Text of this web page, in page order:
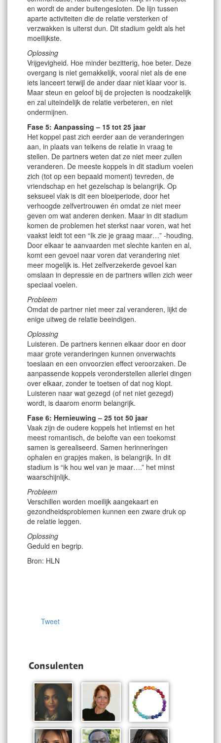
en wordt de ander buitengesloten. De lijn tussen
aparte activiteiten die de relatie versterken of
verzwakken is uiterst dun. Dit stadium geldt als het
moeilijkste.
Oplossing
Vrijgevigheid. Hoe minder bezitterig, hoe beter. Deze
overgang is niet gemakkelijk, vooral niet als de ene
iets lanceert terwijl de ander daar niet klaar voor is.
Maar steun en geloof bij de projecten is noodzakelijk
en zal uiteindelijk de relatie verbeteren, en niet
ondermijnen.
Fase 5: Aanpassing – 15 tot 25 jaar
Het koppel past zich eerder aan de veranderingen
aan, in plaats van telkens de relatie in vraag te
stellen. De partners weten dat ze niet meer zullen
veranderen. De meeste koppels in dit stadium voelen
zich (tot op een bepaald moment) tevreden, de
vriendschap en het gezelschap is belangrijk. Op
seksueel vlak is dit een bloeiperiode, door het
verhoogde zelfvertrouwen én omdat ze niet meer
geven om wat anderen denken. Maar in dit stadium
komen de problemen het sterkst naar voren, wat het
vaakst leidt tot een “Ik zie je graag maar…” -houding.
Door elkaar te aanvaarden met slechte kanten en al,
komt een gevoel naar voren dat verandering niet
meer mogelijk is. Het zelfverzekerde gevoel kan
omslaan in depressie en de partners willen zich weer
speciaal voelen.
Probleem
Omdat de partner niet meer zal veranderen, lijkt de
enige uitweg de relatie beeindigen.
Oplossing
Luisteren. De partners kennen elkaar door en door
maar grote veranderingen kunnen onverwachts
toeslaan en een onvoorzien effect veroorzaken. De
aanpassende koppels veronderstellen allerlei dingen
over elkaar, zonder te toetsen of dat nog klopt.
Luisteren naar wat gezegd (of net niet gezegd)
wordt, is daarom enorm belangrijk.
Fase 6: Hernieuwing – 25 tot 50 jaar
Vaak zijn de oudere koppels het intiemst en het
meest romantisch, de belofte van een toekomst
samen is gerealiseerd. Samen herinneringen
ophalen en grapjes maken, is belangrijk. In dit
stadium is “ik hou wel van je maar….” het minst
waarschijnlijk.
Probleem
Verschillen worden moeilijk aangekaart en
gezondheidsproblemen kunnen een zware druk op
de relatie leggen.
Oplossing
Geduld en begrip.
Bron: HLN
Tweet
Consulenten